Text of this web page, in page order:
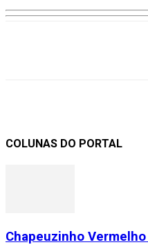
COLUNAS DO PORTAL
Chapeuzinho